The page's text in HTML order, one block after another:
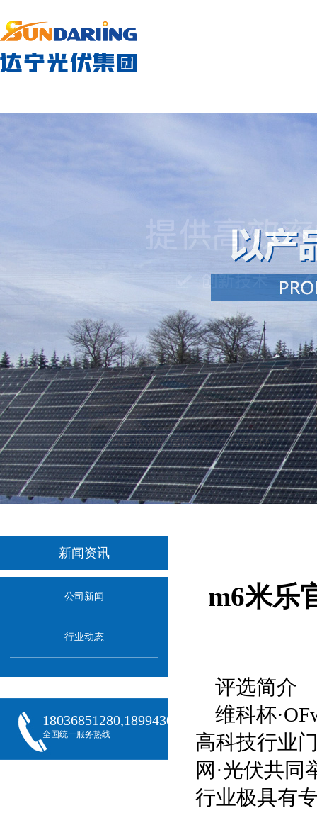
新闻资讯
公司新闻
行业动态
18036851280,18994301288,18068407382
全国统一服务热线
m6米乐
评选简介
维科杯
高科技行业
网·光伏共
行业极具有